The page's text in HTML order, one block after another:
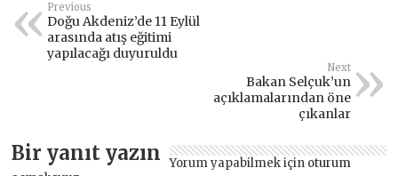
Previous
Doğu Akdeniz’de 11 Eylül
arasında atış eğitimi
yapılacağı duyuruldu
Next
Bakan Selçuk’un
açıklamalarından öne
çıkanlar
Bir yanıt yazın Yorum yapabilmek için oturum